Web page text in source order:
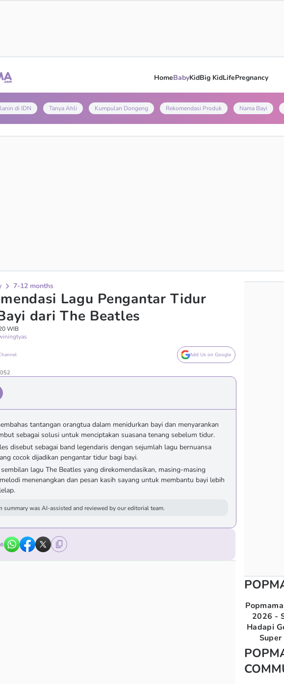
HomeBabyKidBig KidLifePregnancy
di IDN Tanya Ahli Kumpulan Dongeng Rekomendasi Produk Nama Bayi
7-12 months
Lagu Pengantar Tidur
dari The Beatles
WIB
Add Us on Google
tantangan orangtua dalam menidurkan bayi dan menyarankan
sebagai solusi untuk menciptakan suasana tenang sebelum tidur.
disebut sebagai band legendaris dengan sejumlah lagu bernuansa
cocok dijadikan pengantar tidur bagi bayi.
lagu The Beatles yang direkomendasikan, masing-masing
menenangkan dan pesan kasih sayang untuk membantu bayi lebih
summary was AI-assisted and reviewed by our editorial team.
2026 -
Hadapi